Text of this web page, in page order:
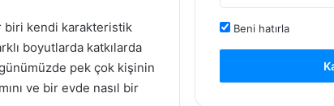
biri kendi karakteristik
boyutlarda katkılarda
pek çok kişinin
ve bir evde nasıl bir
Beni hatırla